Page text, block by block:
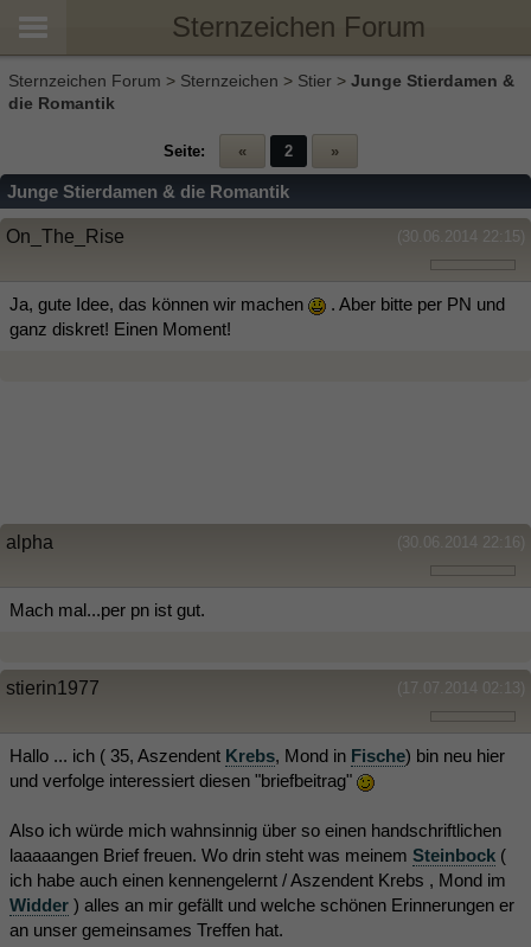
Sternzeichen Forum
Sternzeichen Forum > Sternzeichen > Stier > Junge Stierdamen &
die Romantik
Seite: « 2 »
Junge Stierdamen & die Romantik
(30.06.2014 22:15)
On_The_Rise
Ja, gute Idee, das können wir machen
. Aber bitte per PN und
ganz diskret! Einen Moment!
(30.06.2014 22:16)
alpha
Mach mal...per pn ist gut.
(17.07.2014 02:13)
stierin1977
Hallo ... ich ( 35, Aszendent Krebs, Mond in Fische) bin neu hier
und verfolge interessiert diesen "briefbeitrag"
Also ich würde mich wahnsinnig über so einen handschriftlichen
laaaaangen Brief freuen. Wo drin steht was meinem Steinbock (
ich habe auch einen kennengelernt / Aszendent Krebs , Mond im
Widder ) alles an mir gefällt und welche schönen Erinnerungen er
an unser gemeinsames Treffen hat.